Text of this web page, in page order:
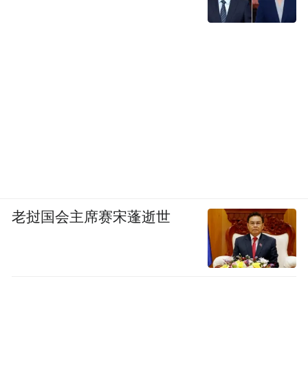
老挝国会主席赛宋蓬逝世